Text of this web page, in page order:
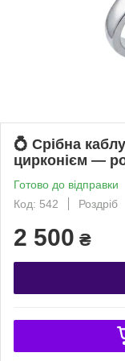
💍 Срібна
цирконієм —
Готово до відправки
Код: 542
Роздріб
2 500 ₴